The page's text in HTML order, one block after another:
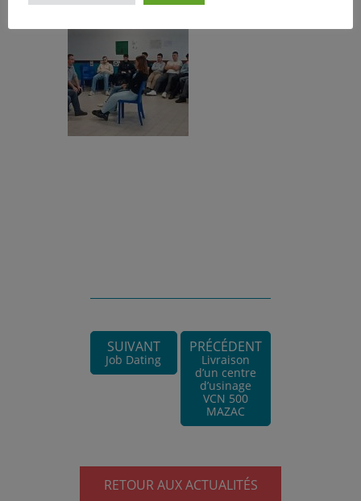
SUIVANT
Job Dating
PRÉCÉDENT
Livraison
d’un centre
d’usinage
VCN 500
MAZAC
RETOUR AUX ACTUALITÉS